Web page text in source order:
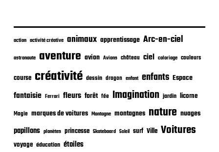
a
t
o
action activité créative animaux apprentissage Arc-en-ciel
astronaute aventure avion Avions château ciel coloriage couleurs
course créativité dessin dragon enfant enfants Espace
fantaisie Ferrari fleurs forêt fée Imagination jardin licorne
Magie marques de voitures Montagne montagnes nature nuages
papillons planètes princesse Skateboard Soleil surf Ville Voitures
voyage éducation étoiles